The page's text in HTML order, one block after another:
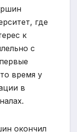
где
к
с
время у
в
окончил